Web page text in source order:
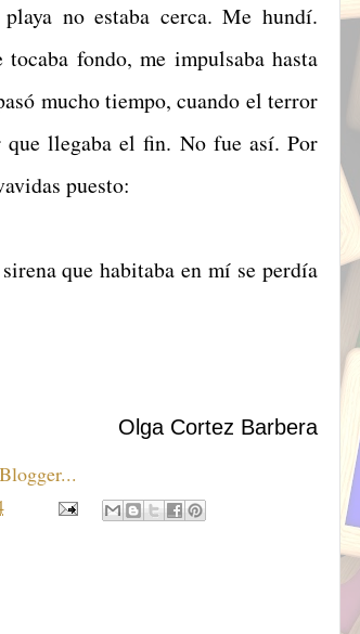
no estaba cerca. Me hundí.
fondo, me impulsaba hasta
mucho tiempo, cuando el terror
llegaba el fin. No fue así. Por
puesto:
que habitaba en mí se perdía
Olga Cortez Barbera